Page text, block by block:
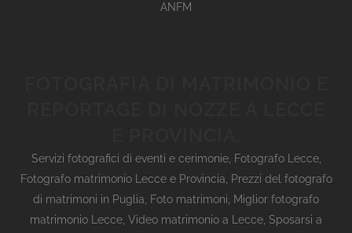
ANFM
Servizi fotografici di eventi e cerimonie, Fotografo Lecce,
Fotografo matrimonio Lecce e Provincia
Prezzi del fotografo
di matrimoni in Puglia
Foto matrimoni
Miglior fotografo
matrimonio Lecce Video matrimonio a Lecce Sposarsi a